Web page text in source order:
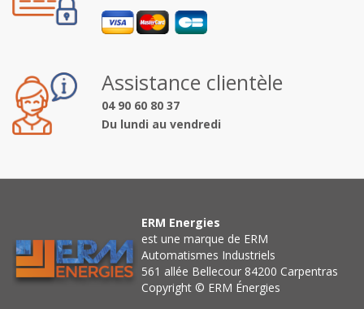
Assistance clientèle
04 90 60 80 37
Du lundi au vendredi
ERM Energies
est une marque de ERM
Automatismes Industriels
561 allée Bellecour 84200 Carpentras
Copyright © ERM Énergies